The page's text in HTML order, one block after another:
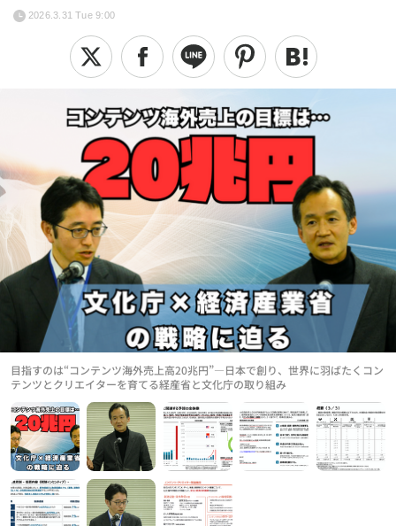
2026.3.31 Tue 9:00
目指すのは“コンテンツ海外売上高20兆円”―日本で創り、世界に羽ばたくコン
テンツとクリエイターを育てる経産省と文化庁の取り組み